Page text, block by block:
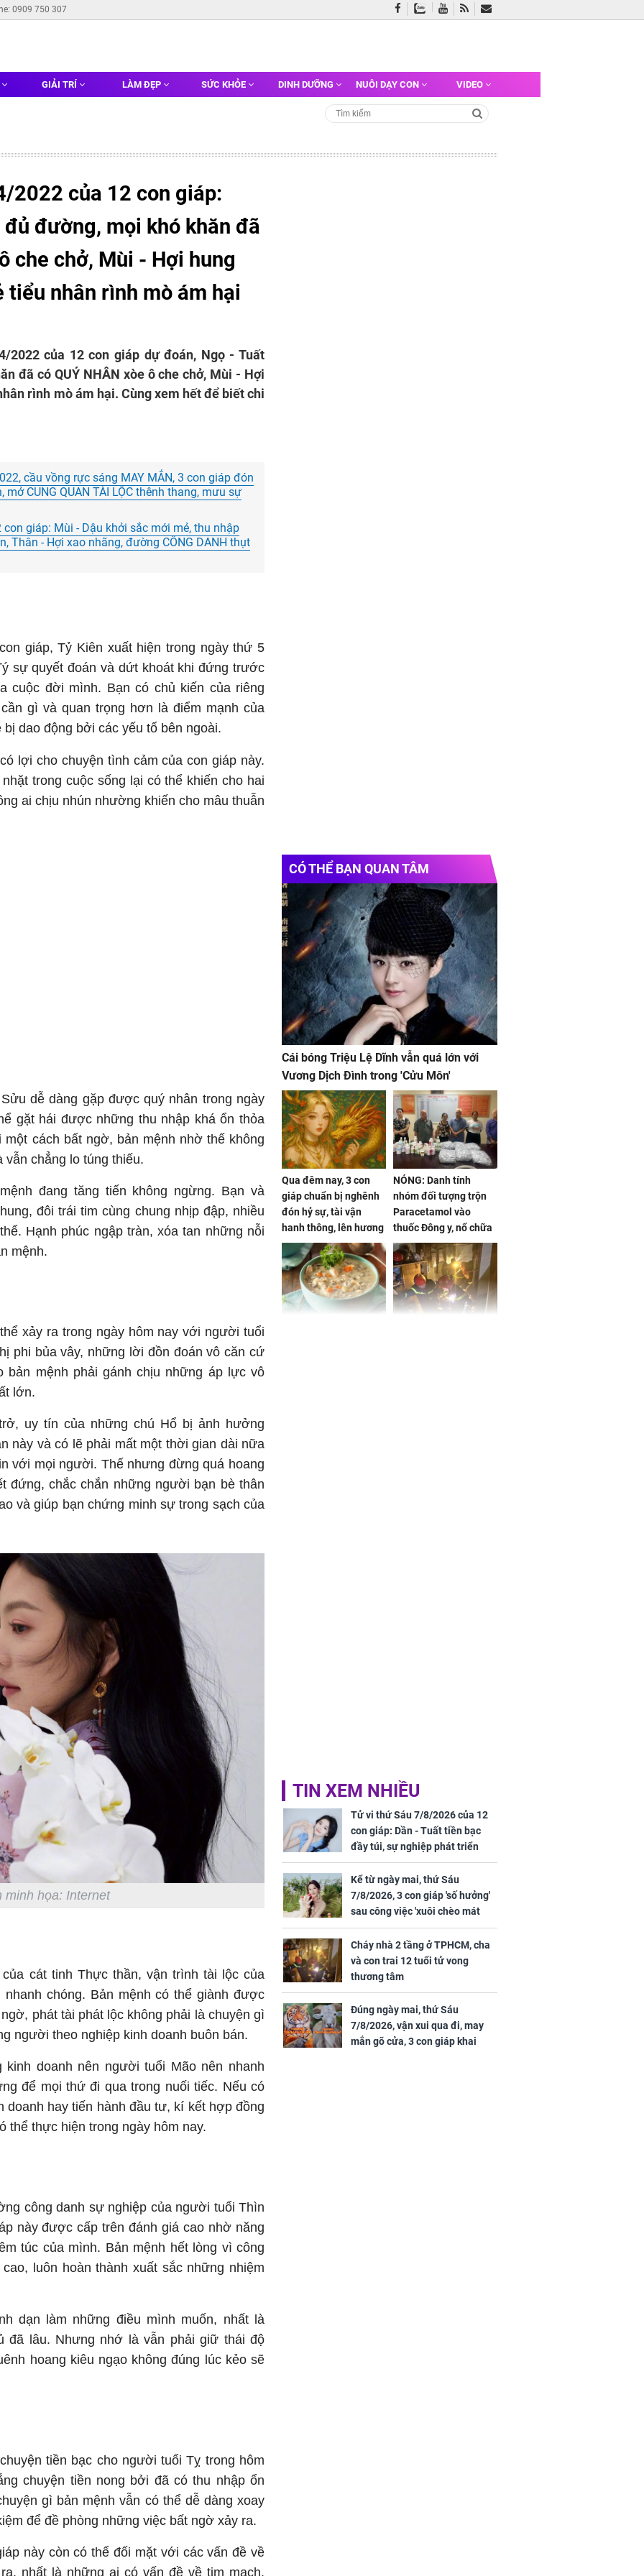
0909 750 307
GIẢI TRÍ LÀM ĐẸP SỨC KHỎE DINH DƯỠNG NUÔI DẠY CON VIDEO
2022 của 12 con giáp:
đường, mọi khó khăn đã
che chở, Mùi - Hợi hung
tiểu nhân rình mò ám hại
2022 của 12 con giáp dự đoán, Ngọ - Tuất
đã có QUÝ NHÂN xòe ô che chở, Mùi - Hợi
rình mò ám hại. Cùng xem hết để biết chi
cầu vồng rực sáng MAY MẮN, 3 con giáp đón
CUNG QUAN TÀI LỘC thênh thang, mưu sự
giáp: Mùi - Dậu khởi sắc mới mẻ, thu nhập
Thân - Hợi xao nhãng, đường CÔNG DANH thụt
giáp, Tỷ Kiên xuất hiện trong ngày thứ 5
sự quyết đoán và dứt khoát khi đứng trước
cuộc đời mình. Bạn có chủ kiến của riêng
gì và quan trọng hơn là điểm mạnh của
dao động bởi các yếu tố bên ngoài.
lợi cho chuyện tình cảm của con giáp này.
trong cuộc sống lại có thể khiến cho hai
ai chịu nhún nhường khiến cho mâu thuẫn
dễ dàng gặp được quý nhân trong ngày
gặt hái được những thu nhập khá ổn thỏa
cách bất ngờ, bản mệnh nhờ thế không
vẫn chẳng lo túng thiếu.
đang tăng tiến không ngừng. Bạn và
đôi trái tim cùng chung nhịp đập, nhiều
Hạnh phúc ngập tràn, xóa tan những nỗi
mệnh.
xảy ra trong ngày hôm nay với người tuổi
phi bủa vây, những lời đồn đoán vô căn cứ
bản mệnh phải gánh chịu những áp lực vô
lớn.
uy tín của những chú Hổ bị ảnh hưởng
này và có lẽ phải mất một thời gian dài nữa
với mọi người. Thế nhưng đừng quá hoang
đứng, chắc chắn những người bạn bè thân
và giúp bạn chứng minh sự trong sạch của
minh họa: Internet
cát tinh Thực thần, vận trình tài lộc của
chóng. Bản mệnh có thể giành được
phát tài phát lộc không phải là chuyện gì
người theo nghiệp kinh doanh buôn bán.
doanh nên người tuổi Mão nên nhanh
để mọi thứ đi qua trong nuối tiếc. Nếu có
doanh hay tiến hành đầu tư, kí kết hợp đồng
thể thực hiện trong ngày hôm nay.
công danh sự nghiệp của người tuổi Thìn
này được cấp trên đánh giá cao nhờ năng
túc của mình. Bản mệnh hết lòng vì công
luôn hoàn thành xuất sắc những nhiệm
dạn làm những điều mình muốn, nhất là
đã lâu. Nhưng nhớ là vẫn phải giữ thái độ
hoang kiêu ngạo không đúng lúc kẻo sẽ
tiền bạc cho người tuổi Tỵ trong hôm
chuyện tiền nong bởi đã có thu nhập ổn
gì bản mệnh vẫn có thể dễ dàng xoay
để đề phòng những việc bất ngờ xảy ra.
này còn có thể đối mặt với các vấn đề về
nhất là những ai có vấn đề về tim mạch.
CÓ THỂ BẠN QUAN TÂM
Cái bóng Triệu Lệ Dĩnh vẫn quá lớn với
Vương Dịch Đình trong 'Cửu Môn'
Qua đêm nay, 3 con
giáp chuẩn bị nghênh
đón hỷ sự, tài vận
hanh thông, lên hương
hóa Rồng hóa Phượng,
gom hết may mắn về
nhà
NÓNG: Danh tính
nhóm đối tượng trộn
Paracetamol vào
thuốc Đông y, nổ chữa
bách bệnh
TIN XEM NHIỀU
Tử vi thứ Sáu 7/8/2026 của 12
con giáp: Dần - Tuất tiền bạc
đầy túi, sự nghiệp phát triển
hưng thịnh, Mão - Thân tài lộc
ảm đạm, mọi sự khó thành công
mỹ mãn
Kể từ ngày mai, thứ Sáu
7/8/2026, 3 con giáp 'số hưởng'
sau công việc 'xuôi chèo mát
mái', tiền tài 'thu về như nước',
tình duyên viên mãn
Cháy nhà 2 tầng ở TPHCM, cha
và con trai 12 tuổi tử vong
thương tâm
Đúng ngày mai, thứ Sáu
7/8/2026, vận xui qua đi, may
mắn gõ cửa, 3 con giáp khai